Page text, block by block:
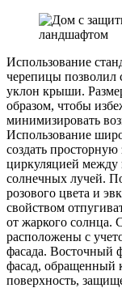
Использование
черепицы позволил
уклон крыши.
образом, чтобы
минимизировать
Использование
создать
циркуляцией
солнечных лучей.
розового цвета и
свойством
от жаркого солнца.
расположены с
фасада. Восточный
фасад, обращенный
поверхность,